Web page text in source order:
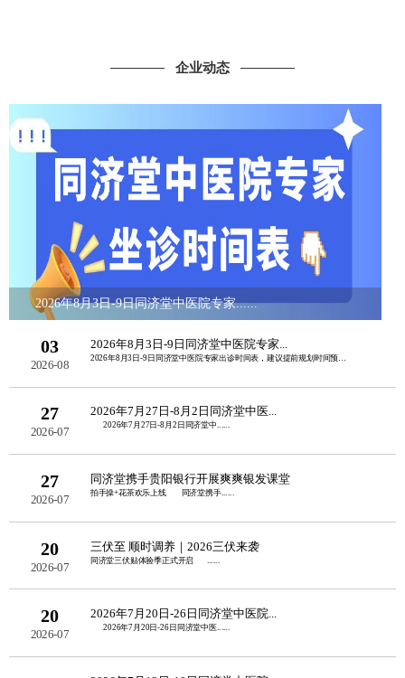
企业动态
2026年8月3日-9日同济堂中医院专家......
03
2026-08
2026年8月3日-9日同济堂中医院专家...
27
2026-07
2026年7月27日-8月2日同济堂中医...
2026年7月27日-8月2日同济堂中......
27
2026-07
同济堂携手贵阳银行开展爽爽银发课堂
拍手操+花茶欢乐上线 同济堂携手......
20
2026-07
三伏至 顺时调养｜2026三伏来袭
同济堂三伏贴体验季正式开启 ......
20
2026-07
2026年7月20日-26日同济堂中医院...
2026年7月20日-26日同济堂中医......